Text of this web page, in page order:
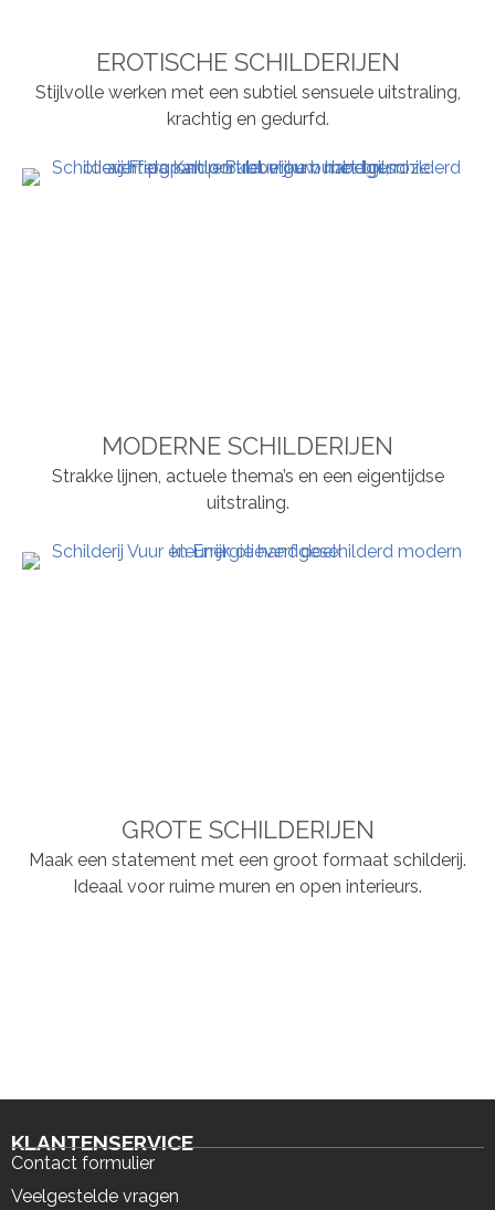
EROTISCHE SCHILDERIJEN
Stijlvolle werken met een subtiel sensuele uitstraling,
krachtig en gedurfd.
MODERNE SCHILDERIJEN
Strakke lijnen, actuele thema’s en een eigentijdse
uitstraling.
GROTE SCHILDERIJEN
Maak een statement met een groot formaat schilderij.
Ideaal voor ruime muren en open interieurs.
KLANTENSERVICE
Contact formulier
Veelgestelde vragen